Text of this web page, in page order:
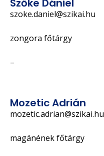
szoke.daniel@szikai.hu
zongora főtárgy
–
Mozetic Adrián
mozetic.adrian@szikai.hu
magánének főtárgy